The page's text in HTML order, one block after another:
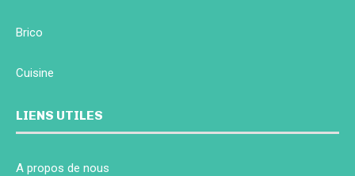
Brico
Cuisine
LIENS UTILES
A propos de nous